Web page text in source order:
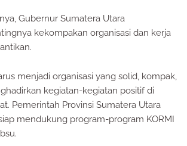
Gubernur Sumatera Utara
kekompakan organisasi dan kerja
menjadi organisasi yang solid, kompak,
kegiatan-kegiatan positif di
Pemerintah Provinsi Sumatera Utara
mendukung program-program KORMI